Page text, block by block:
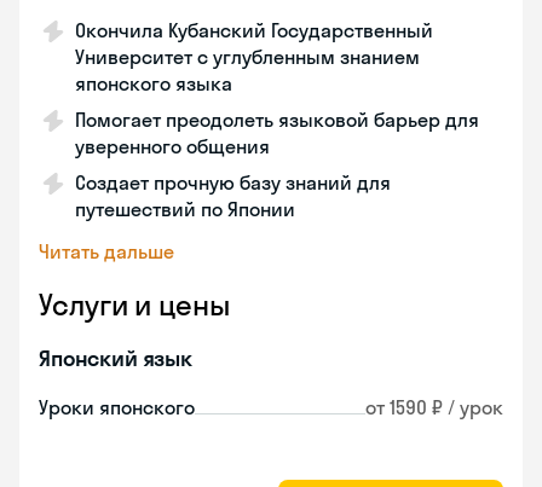
Окончила Кубанский Государственный
Университет с углубленным знанием
японского языка
Помогает преодолеть языковой барьер для
уверенного общения
Создает прочную базу знаний для
путешествий по Японии
Читать дальше
Услуги и цены
Японский язык
Уроки японского от 1590 ₽ / урок